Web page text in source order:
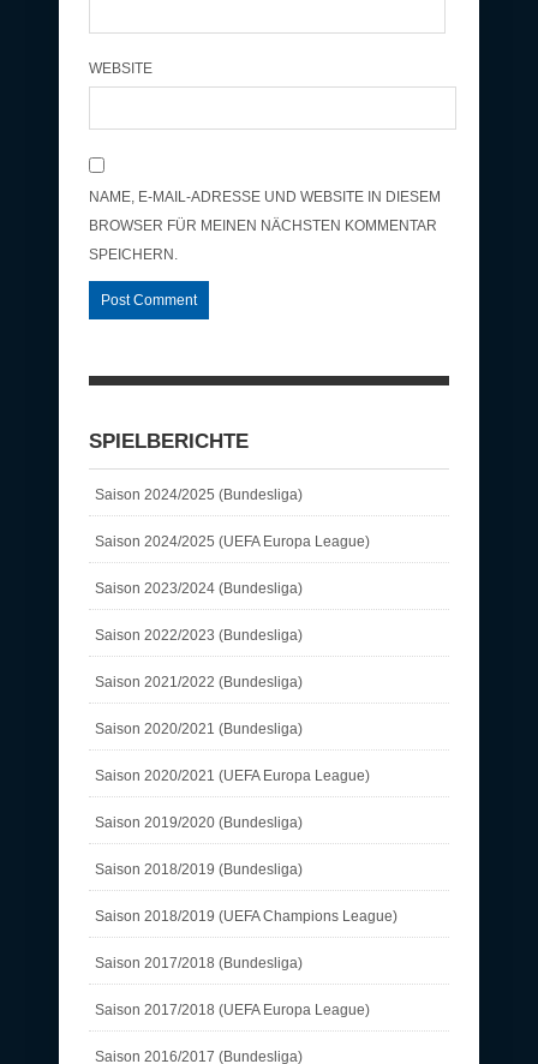
WEBSITE
NAME, E-MAIL-ADRESSE UND WEBSITE IN DIESEM
BROWSER FÜR MEINEN NÄCHSTEN KOMMENTAR
SPEICHERN.
SPIELBERICHTE
Saison 2024/2025 (Bundesliga)
Saison 2024/2025 (UEFA Europa League)
Saison 2023/2024 (Bundesliga)
Saison 2022/2023 (Bundesliga)
Saison 2021/2022 (Bundesliga)
Saison 2020/2021 (Bundesliga)
Saison 2020/2021 (UEFA Europa League)
Saison 2019/2020 (Bundesliga)
Saison 2018/2019 (Bundesliga)
Saison 2018/2019 (UEFA Champions League)
Saison 2017/2018 (Bundesliga)
Saison 2017/2018 (UEFA Europa League)
Saison 2016/2017 (Bundesliga)